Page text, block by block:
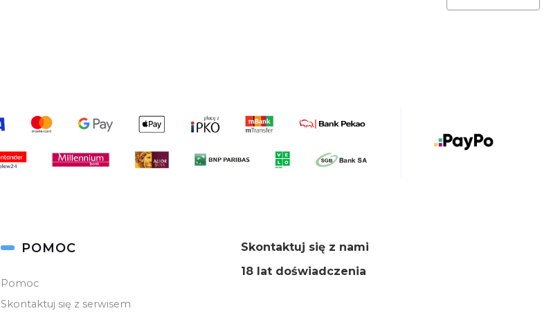
POMOC
Pomoc
Skontaktuj się z serwisem
Skontaktuj się z nami
18 lat doświadczenia